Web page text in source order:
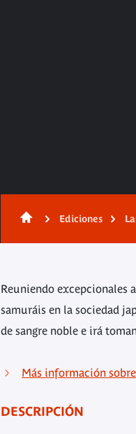
Ediciones
Reuniendo excepcionales
samuráis en la sociedad
de sangre noble e irá
Más información
DESCRIPCIÓN